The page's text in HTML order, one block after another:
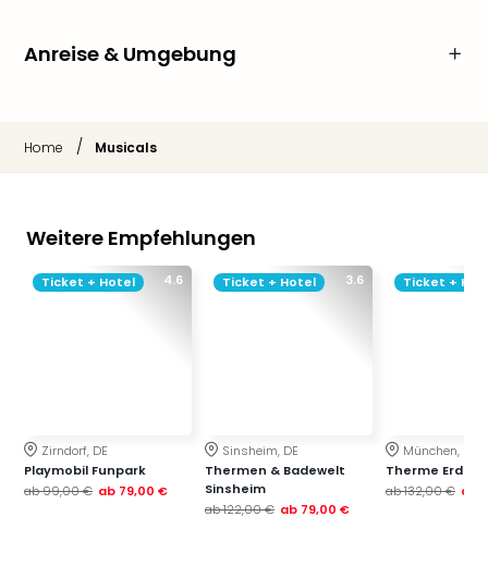
Anreise & Umgebung
Home / Musicals
Weitere Empfehlungen
4.6
Ticket + Hotel
Zirndorf, DE
Playmobil Funpark
ab99,00 € ab 79,00 €
3.6
Ticket + Hotel
Sinsheim, DE
Thermen & Badewelt
Sinsheim
ab122,00 € ab 79,00 €
Ticket +
München, DE
Therme Erding
ab132,00 € ab